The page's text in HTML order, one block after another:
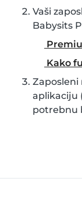
Vaši
Babysits
Kako
Zaposleni
aplikaciju
potrebnu